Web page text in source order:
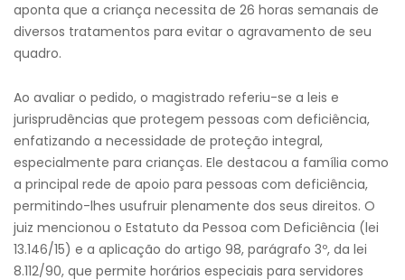
aponta que a criança necessita de 26 horas semanais de
diversos tratamentos para evitar o agravamento de seu
quadro.
Ao avaliar o pedido, o magistrado referiu-se a leis e
jurisprudências que protegem pessoas com deficiência,
enfatizando a necessidade de proteção integral,
especialmente para crianças. Ele destacou a família como
a principal rede de apoio para pessoas com deficiência,
permitindo-lhes usufruir plenamente dos seus direitos. O
juiz mencionou o Estatuto da Pessoa com Deficiência (lei
13.146/15) e a aplicação do artigo 98, parágrafo 3º, da lei
8.112/90, que permite horários especiais para servidores